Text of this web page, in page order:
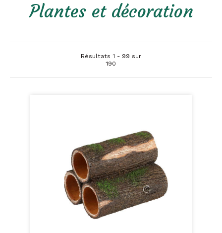
Plantes et décoration
Résultats 1 - 99 sur
190